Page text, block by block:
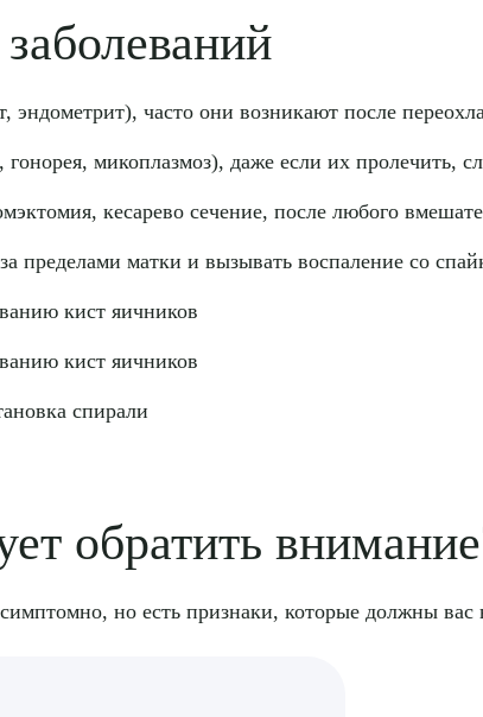
эндометрит), часто они возникают после
микоплазмоз), даже если их пролечить,
кесарево сечение, после любого
пределами матки и вызывать воспаление со
кист яичников
кист яичников
спирали
обратить
но есть признаки, которые должны вас